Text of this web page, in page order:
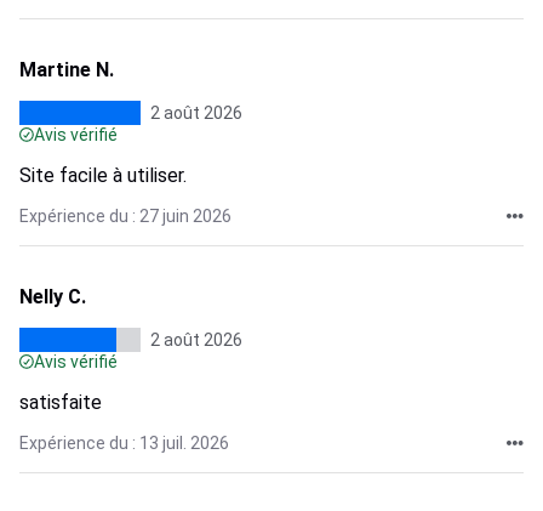
Martine N.
2 août 2026
Avis vérifié
Site facile à utiliser.
Expérience du : 27 juin 2026
Nelly C.
2 août 2026
Avis vérifié
satisfaite
Expérience du : 13 juil. 2026